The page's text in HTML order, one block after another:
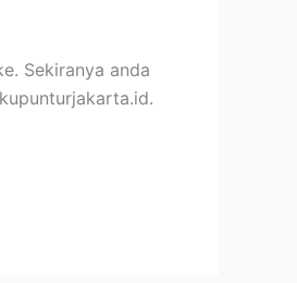
Sekiranya anda